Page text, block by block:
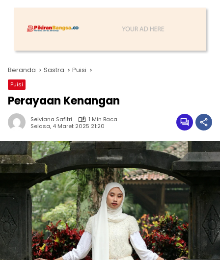
Beranda Sastra Puisi
Puisi
Perayaan Kenangan
Selviana Safitri
1 Min Baca
Selasa, 4 Maret 2025 21:20